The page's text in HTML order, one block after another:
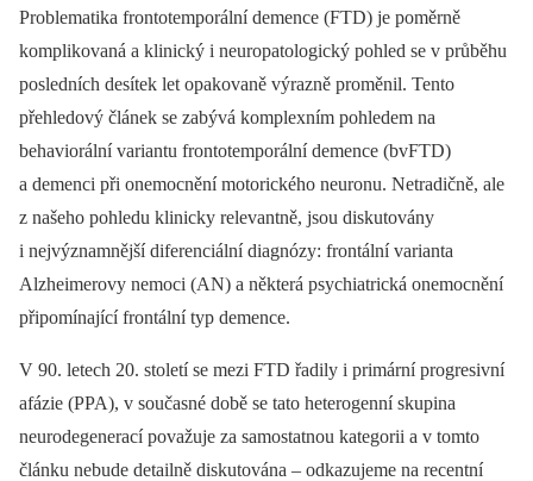
Problematika frontotemporální demence (FTD) je poměrně
komplikovaná a klinický i neuropatologický pohled se v průběhu
posledních desítek let opakovaně výrazně proměnil. Tento
přehledový článek se zabývá komplexním pohledem na
behaviorální variantu frontotemporální demence (bvFTD)
a demenci při onemocnění motorického neuronu. Netradičně, ale
z našeho pohledu klinicky relevantně, jsou diskutovány
i nejvýznamnější diferenciální dia­gnózy: frontální varianta
Alzheimerovy nemoci (AN) a ně­kte­rá psychiatrická onemocnění
připomínající frontální typ demence.
V 90. letech 20. století se mezi FTD řadily i primární progresivní
afázie (PPA), v současné době se tato heterogenní skupina
neurodegenerací považuje za samostatnou kategorii a v tomto
článku nebude detailně diskutována –⁠ odkazujeme na recentní